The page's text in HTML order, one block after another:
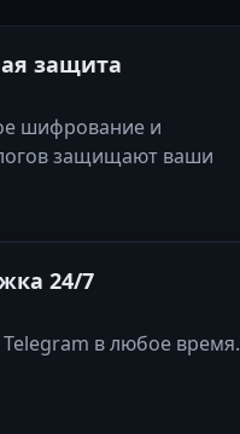
защита
шифрование и
защищают ваши
24/7
в любое время.